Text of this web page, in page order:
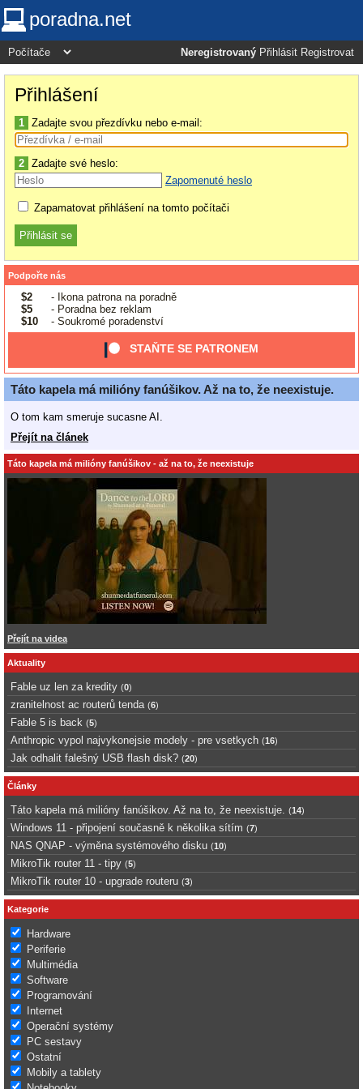
poradna.net
Neregistrovaný Přihlásit Registrovat
Přihlášení
1 Zadajte svou přezdívku nebo e-mail:
2 Zadajte své heslo:
Zapomenuté heslo
Zapamatovat přihlášení na tomto počítači
Podpořte nás
$2
- Ikona patrona na poradně
$5
- Poradna bez reklam
$10
- Soukromé poradenství
STAŇTE SE PATRONEM
Táto kapela má milióny fanúšikov. Až na to, že neexistuje.
O tom kam smeruje sucasne AI.
Přejít na článek
Táto kapela má milióny fanúšikov - až na to, že neexistuje
Přejít na videa
Aktuality
Fable uz len za kredity (0)
zranitelnost ac routerů tenda (6)
Fable 5 is back (5)
Anthropic vypol najvykonejsie modely - pre vsetkych (16)
Jak odhalit falešný USB flash disk? (20)
Články
Táto kapela má milióny fanúšikov. Až na to, že neexistuje. (14)
Windows 11 - připojení současně k několika sítím (7)
NAS QNAP - výměna systémového disku (10)
MikroTik router 11 - tipy (5)
MikroTik router 10 - upgrade routeru (3)
Kategorie
Hardware
Periferie
Multimédia
Software
Programování
Internet
Operační systémy
PC sestavy
Ostatní
Mobily a tablety